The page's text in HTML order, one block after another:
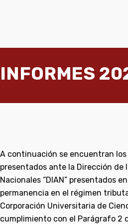
INFORMES
A continuación se encuentran
presentados ante la Dirección de
Nacionales “DIAN” presentados
permanencia en el régimen
Corporación Universitaria de
cumplimiento con el Parágrafo 2